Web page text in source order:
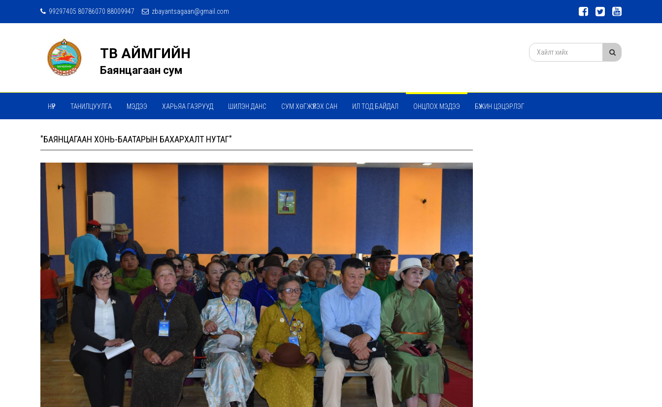
99297405 80786070 88009947 zbayantsagaan@gmail.com
ТӨВ АЙМГИЙН
Баянцагаан сум
НҮҮР ТАНИЛЦУУЛГА МЭДЭЭ ХАРЬЯА ГАЗРУУД ШИЛЭН ДАНС СУМ ХӨГЖҮҮЛЭХ САН ИЛ ТОД БАЙДАЛ ОНЦЛОХ МЭДЭЭ БҮЖИН ЦЭЦЭРЛЭГ
"БАЯНЦАГААН ХОНЬ-БААТАРЫН БАХАРХАЛТ НУТАГ"